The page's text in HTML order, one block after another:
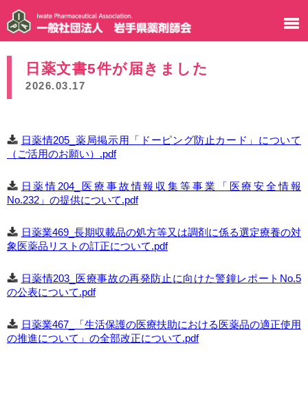
日薬文書5件が届きました
2026.03.17
日薬情205_薬局掲示用「ドーピング防止カード」について
（ご活用のお願い）.pdf
日薬情204_医療事故情報収集等事業「医療安全情報
No.232」の提供について.pdf
日薬業469_長期収載品の処方等又は調剤に係る選定療養の対
象医薬品リストの訂正について.pdf
日薬情203_医療事故の再発防止に向けた警鐘レポートNo.5
の公表について.pdf
日薬業467_「生活保護の医療扶助における医薬品の適正使用
の推進について」の全部改正について.pdf